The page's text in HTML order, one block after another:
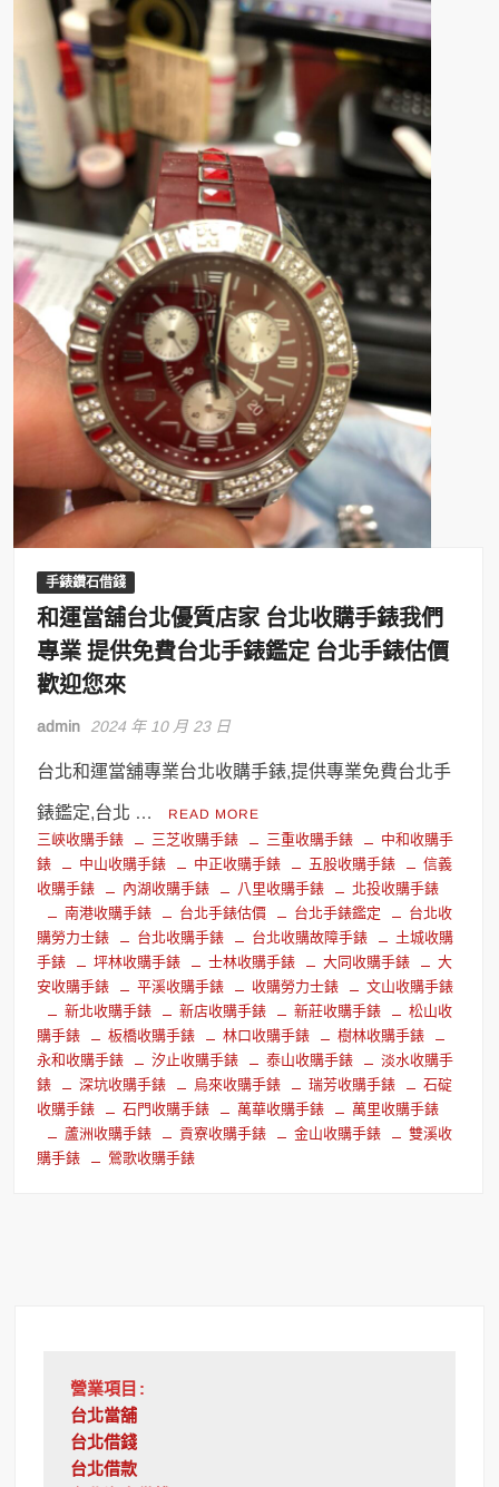
手錶鑽石借錢
和運當舖台北優質店家 台北收購手錶我們
專業 提供免費台北手錶鑑定 台北手錶估價
歡迎您來
admin 2024 年 10 月 23 日
台北和運當舖專業台北收購手錶,提供專業免費台北手
錶鑑定,台北 … READ MORE
三峽收購手錶 三芝收購手錶 三重收購手錶
中和收購手
錶
中山收購手錶 中正收購手錶 五股收購手錶
信義
收購手錶
內湖收購手錶 八里收購手錶
北投收購手錶
南港收購手錶
台北手錶估價 台北手錶鑑定
台北收
購勞力士錶
台北收購手錶 台北收購故障手錶
土城收購
手錶
坪林收購手錶 士林收購手錶 大同收購手錶
大
安收購手錶
平溪收購手錶 收購勞力士錶
文山收購手錶
新北收購手錶
新店收購手錶 新莊收購手錶
松山收
購手錶
板橋收購手錶 林口收購手錶
樹林收購手錶
永和收購手錶
汐止收購手錶 泰山收購手錶
淡水收購手
錶
深坑收購手錶 烏來收購手錶 瑞芳收購手錶
石碇
收購手錶
石門收購手錶 萬華收購手錶
萬里收購手錶
蘆洲收購手錶
貢寮收購手錶 金山收購手錶
雙溪收
購手錶
鶯歌收購手錶
營業項目:
台北當舖
台北借錢
台北借款